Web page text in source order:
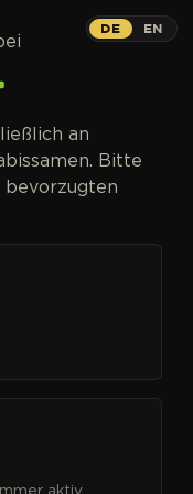
DE EN
an
Bitte
aktiv.